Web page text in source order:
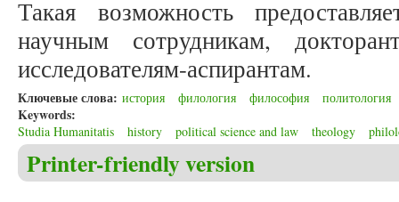
Такая возможность
научным сотрудникам,
исследователям-аспирантам.
Ключевые слова: история филология философия политология
Keywords:
Studia Humanitatis history political science and law theology
Printer-friendly version